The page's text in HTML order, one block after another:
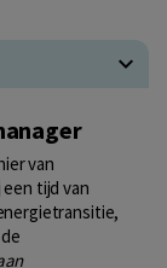
van
tijd van